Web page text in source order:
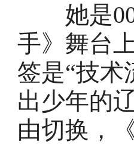
她是00
手》舞台
签是“技术
出少年的
由切换，